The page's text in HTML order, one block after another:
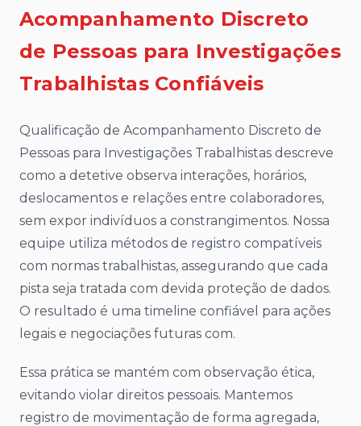
Acompanhamento Discreto
de Pessoas para Investigações
Trabalhistas Confiáveis
Qualificação de Acompanhamento Discreto de
Pessoas para Investigações Trabalhistas descreve
como a detetive observa interações, horários,
deslocamentos e relações entre colaboradores,
sem expor indivíduos a constrangimentos. Nossa
equipe utiliza métodos de registro compatíveis
com normas trabalhistas, assegurando que cada
pista seja tratada com devida proteção de dados.
O resultado é uma timeline confiável para ações
legais e negociações futuras com.
Essa prática se mantém com observação ética,
evitando violar direitos pessoais. Mantemos
registro de movimentação de forma agregada,